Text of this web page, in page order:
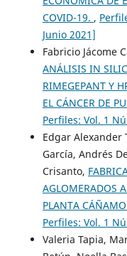
COVID-19. ,
Junio 2021]
Fabricio Jácome
ANÁLISIS IN
RIMEGEPANT Y
EL CÁNCER DE
Perfiles: Vol. 1
Edgar Alexander
García, Andrés
Crisanto,
AGLOMERADOS
PLANTA
Perfiles: Vol. 1
Valeria Tapia,